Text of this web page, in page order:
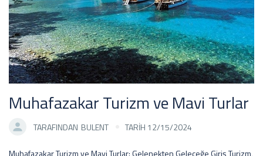
Muhafazakar Turizm ve Mavi Turlar
TARAFINDAN BULENT TARİH 12/15/2024
Muhafazakar Turizm ve Mavi Turlar: Gelenekten Geleceğe Giriş Turizm,